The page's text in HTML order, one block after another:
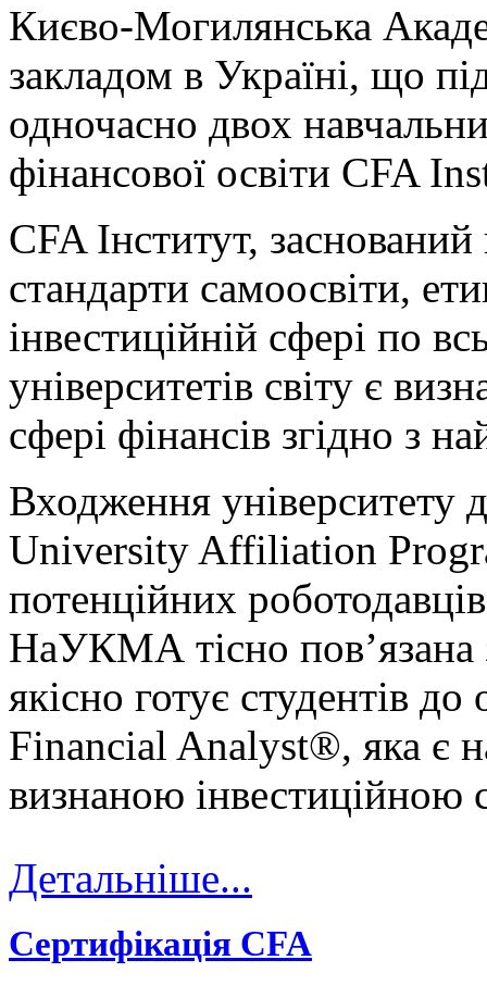
Києво-Могилянська
закладом в Україні, що
одночасно двох
фінансової освіти CFA
CFA Інститут,
стандарти самоосвіти,
інвестиційній сфері по
університетів світу є
сфері фінансів згідно з
Входження
University Affiliation
потенційних
НаУКМА тісно пов’язана
якісно готує студентів
Financial Analyst®, яка є
визнаною інвестиційною
Детальніше...
Сертифікація CFA